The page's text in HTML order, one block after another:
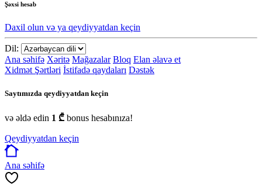
Şəxsi hesab
Daxil olun və ya qeydiyyatdan keçin
Dil:
Ana səhifə Xəritə Mağazalar Bloq Elan əlavə et
Xidmət Şərtləri İstifadə qaydaları Dəstək
Saytımızda qeydiyyatdan keçin
və əldə edin 1 ₾ bonus hesabınıza!
Qeydiyyatdan keçin
Ana səhifə